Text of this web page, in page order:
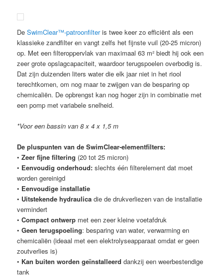
DeSwimClear™-patroonfilteris twee keer zo efficiënt als een
klassieke zandfilter en vangt zelfs het fijnste vuil (20-25 micron)
op. Met een filteroppervlak van maximaal 63 m² biedt hij ook een
zeer grote opslagcapaciteit, waardoor terugspoelen overbodig is.
Dat zijn duizenden liters water die elk jaar niet in het riool
terechtkomen, om nog maar te zwijgen van de besparing op
chemicaliën. De opbrengst kan nog hoger zijn in combinatie met
een pomp met variabele snelheid.
*Voor een bassin van 8 x 4 x 1,5 m
De pluspunten van de SwimClear-elementfilters:
•Zeer fijne filtering (20 tot 25 micron)
• Eenvoudig onderhoud: slechts één filterelement dat moet
worden gereinigd
• Eenvoudige installatie
• Uitstekende hydraulica die de drukverliezen van de installatie
vermindert
•Compact ontwerp met een zeer kleine voetafdruk
•Geen terugspoeling: besparing van water, verwarming en
chemicaliën (ideaal met een elektrolyseapparaat omdat er geen
zoutverlies is)
• Kan buiten worden geïnstalleerd dankzij een weerbestendige
tank